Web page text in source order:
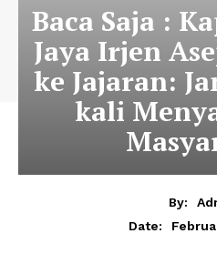
Baca Saja :
Jaya Irjen
ke Jajaran:
kali
By:
Date: